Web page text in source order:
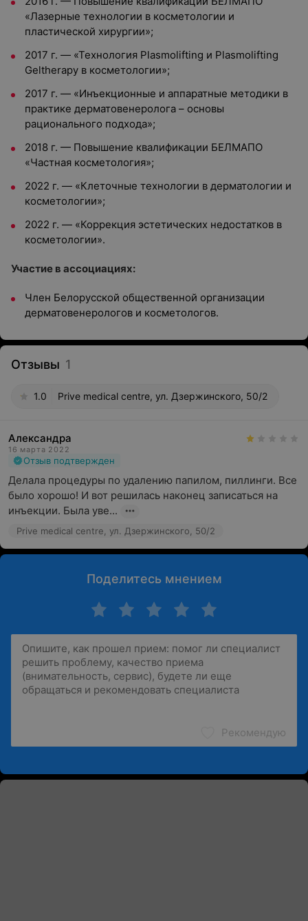
«Лазерные технологии в косметологии и
пластической хирургии»;
2017 г. — «Технология Plasmolifting и Plasmolifting
Geltherapy в косметологии»;
2017 г. — «Инъекционные и аппаратные методики в
практике дерматовенеролога – основы
рационального подхода»;
2018 г. — Повышение квалификации БЕЛМАПО
«Частная косметология»;
2022 г. — «Клеточные технологии в дерматологии и
косметологии»;
2022 г. — «Коррекция эстетических недостатков в
косметологии».
Участие в ассоциациях:
Член Белорусской общественной организации
дерматовенерологов и косметологов.
Отзывы 1
1.0 Prive medical centre, ул. Дзержинского, 50/2
Александра
16 марта 2022
Отзыв подтвержден
Делала процедуры по удалению папилом, пиллинги. Все
было хорошо! И вот решилась наконец записаться на
инъекции. Была уве...
Prive medical centre, ул. Дзержинского, 50/2
Поделитесь мнением
Рекомендую